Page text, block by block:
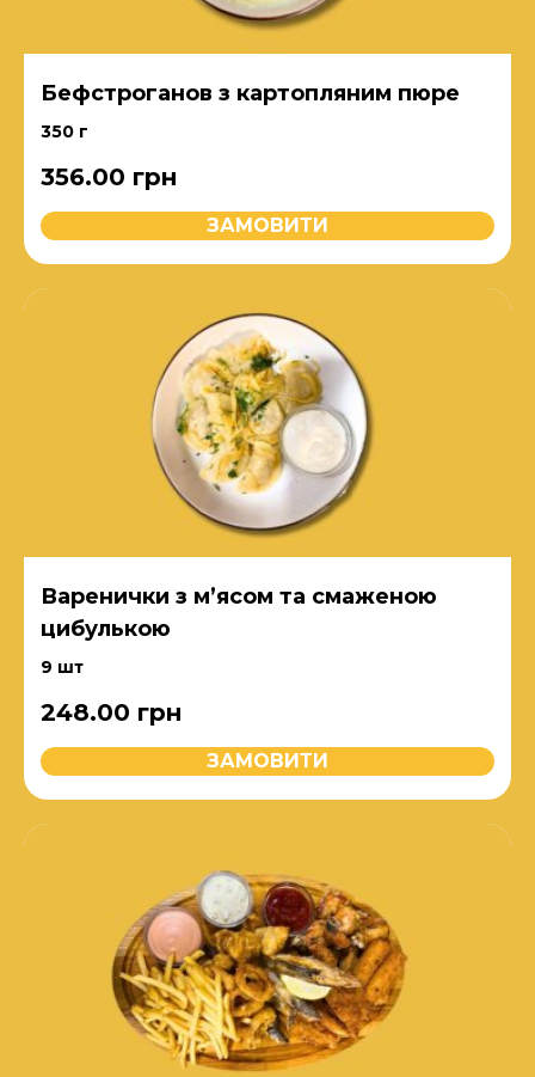
Бефстроганов з картопляним пюре
350 г
356.00 грн
ЗАМОВИТИ
Варенички з м’ясом та смаженою
цибулькою
9 шт
248.00 грн
ЗАМОВИТИ